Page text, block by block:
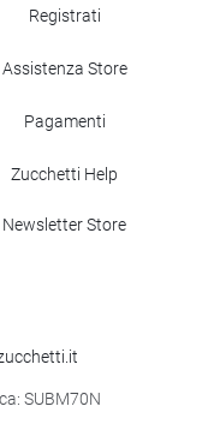
Registrati
Assistenza Store
Pagamenti
Zucchetti Help
Newsletter Store
SUBM70N